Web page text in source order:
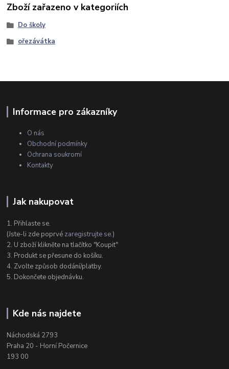
Zboží zařazeno v kategoriích
Do školy
ořezávátka
Informace pro zákazníky
O nás
Obchodní podmínky
Ochrana soukromí
Kontakty
Jak nakupovat
1. Přihlaste se.
(Jste-li zde poprvé zaregistrujte se.)
2. U zboží klikněte na tlačítko "Koupit"
3. Produkt se přesune do košíku.
4. Zvolte způsob dodání/platby.
5. Dokončete objednávku.
Kde nás najdete
Náchodská 2793
Praha 20 - Horní Počernice
193 00